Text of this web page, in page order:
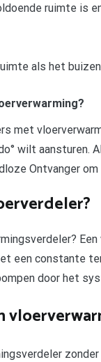
ruimte is
als het
met
wilt aansturen.
Ontvanger
een constante
door het